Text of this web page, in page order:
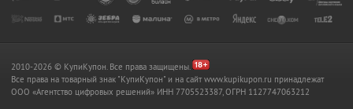
2010-2026 © КупиКупон. Все права защищены.
Все права на товарный знак "КупиКупон" и на сайт www.kupikupon.ru принадлежат
OOO «Агентство цифровых решений» ИНН 7705523387, ОГРН 1127747063212